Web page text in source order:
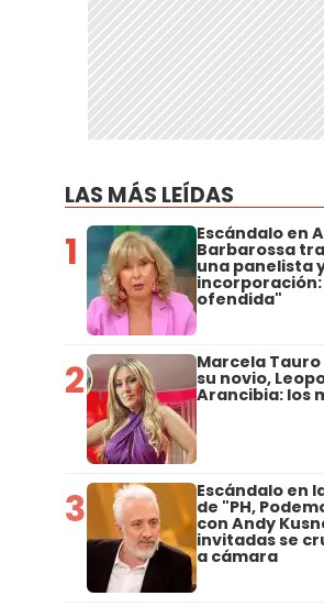
LAS MÁS LEÍDAS
1 Escándalo en
Barbarossa
una panelista
incorporación:
ofendida"
2 Marcela
su novio,
Arancibia: los
3 Escándalo en
de "PH,
con Andy
invitadas se
a cámara